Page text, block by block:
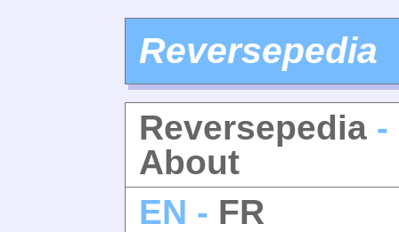
Reversepedia
Reversepedia -
About
EN - FR